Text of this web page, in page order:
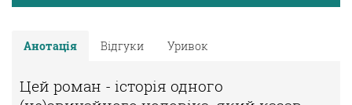
Анотація Відгуки Уривок
Цей роман - історія одного